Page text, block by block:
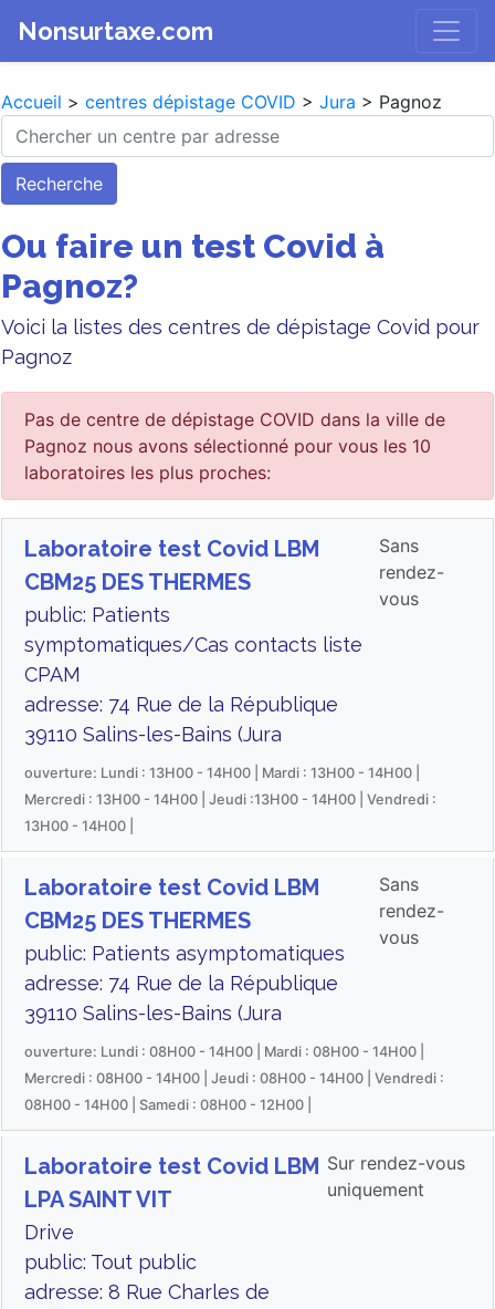
Nonsurtaxe.com
Accueil > centres dépistage COVID > Jura > Pagnoz
Recherche
Ou faire un test Covid à
Pagnoz?
Voici la listes des centres de dépistage Covid pour
Pagnoz
Pas de centre de dépistage COVID dans la ville de
Pagnoz nous avons sélectionné pour vous les 10
laboratoires les plus proches:
Laboratoire test Covid LBM
CBM25 DES THERMES
public: Patients
symptomatiques/Cas contacts liste
CPAM
adresse: 74 Rue de la République
39110 Salins-les-Bains (Jura
Sans
rendez-
vous
ouverture: Lundi : 13H00 - 14H00 | Mardi : 13H00 - 14H00 |
Mercredi : 13H00 - 14H00 | Jeudi :13H00 - 14H00 | Vendredi :
13H00 - 14H00 |
Laboratoire test Covid LBM
CBM25 DES THERMES
public: Patients asymptomatiques
adresse: 74 Rue de la République
39110 Salins-les-Bains (Jura
Sans
rendez-
vous
ouverture: Lundi : 08H00 - 14H00 | Mardi : 08H00 - 14H00 |
Mercredi : 08H00 - 14H00 | Jeudi : 08H00 - 14H00 | Vendredi :
08H00 - 14H00 | Samedi : 08H00 - 12H00 |
Laboratoire test Covid LBM
LPA SAINT VIT
Drive
public: Tout public
adresse: 8 Rue Charles de
Sur rendez-vous
uniquement